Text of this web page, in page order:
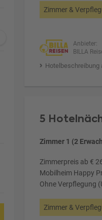
Zimmer &
Anbieter:
BILLA
Hotelbeschreibung
5
Zimmer 1 (2
Zimmerpreis ab €
Mobilheim Happy
Ohne Verpflegung
Zimmer &